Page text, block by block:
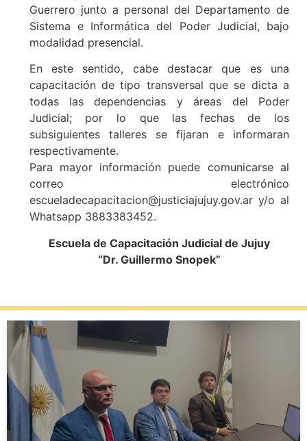
Guerrero junto a personal del Departamento de
Sistema e Informática del Poder Judicial, bajo
modalidad presencial.
En este sentido, cabe destacar que es una
capacitación de tipo transversal que se dicta a
todas las dependencias y áreas del Poder
Judicial; por lo que las fechas de los
subsiguientes talleres se fijaran e informaran
respectivamente.
Para mayor información puede comunicarse al
correo electrónico
escueladecapacitacion@justiciajujuy.gov.ar y/o al
Whatsapp 3883383452.
Escuela de Capacitación Judicial de Jujuy
“Dr. Guillermo Snopek”